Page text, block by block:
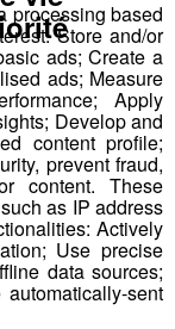
sanitaire
celui des
d’assurer une
en cas de
faisait étape à
Alicia Casteras
processing based
Store and/or
ads; Create a
ads; Measure
Apply
Develop and
content profile;
prevent fraud,
content. These
as IP address
Actively
Use precise
data sources;
sent